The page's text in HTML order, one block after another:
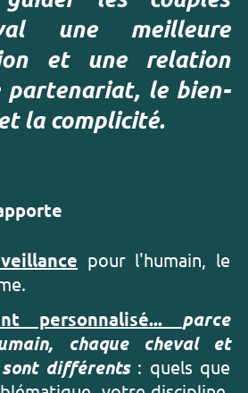
une meilleure
et une relation
partenariat, le bien-
la complicité.
pour l'humain, le
personnalisé... parce
chaque cheval et
sont différents : quels que